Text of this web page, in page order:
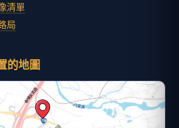
清單
局
的地圖